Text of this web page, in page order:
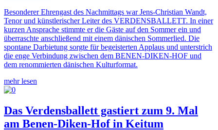
Besonderer Ehrengast des Nachmittags war Jens-Christian Wandt,
Tenor und künstlerischer Leiter des VERDENSBALLETT. In einer
kurzen Ansprache stimmte er die Gäste auf den Sommer ein und
überraschte anschließend mit einem dänischen Sommerlied. Die
spontane Darbietung sorgte für begeisterten Applaus und unterstrich
die enge Verbindung zwischen dem BENEN-DIKEN-HOF und
dem renommierten dänischen Kulturformat.
mehr lesen
Das Verdensballett gastiert zum 9. Mal
am Benen-Diken-Hof in Keitum